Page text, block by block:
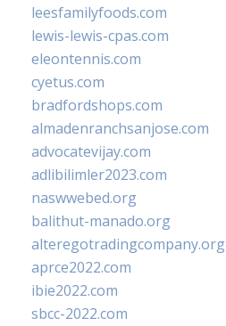
leesfamilyfoods.com
lewis-lewis-cpas.com
eleontennis.com
cyetus.com
bradfordshops.com
almadenranchsanjose.com
advocatevijay.com
adlibilimler2023.com
naswwebed.org
balithut-manado.org
alteregotradingcompany.org
aprce2022.com
ibie2022.com
sbcc-2022.com